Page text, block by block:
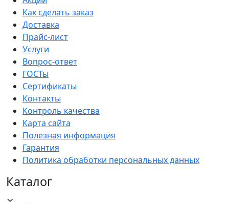
Как сделать заказ
Доставка
Прайс-лист
Услуги
Вопрос-ответ
ГОСТы
Сертификаты
Контакты
Контроль качества
Карта сайта
Полезная информация
Гарантия
Политика обработки персональных данных
Каталог